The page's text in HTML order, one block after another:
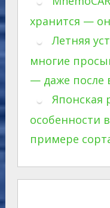
хранится —
Летняя
многие
— даже после
Японская
особенности
примере